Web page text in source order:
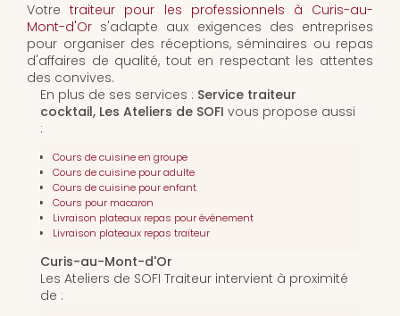
Votretraiteur pour les professionnels à Curis-au-
Mont-d'Or s'adapte aux exigences des entreprises
pour organiser des réceptions, séminaires ou repas
d'affaires de qualité, tout en respectant les attentes
des convives.
En plus de ses services : Service traiteur
cocktail, Les Ateliers de SOFI vous propose aussi
:
Cours de cuisine en groupe
Cours de cuisine pour adulte
Cours de cuisine pour enfant
Cours pour macaron
Livraison plateaux repas pour événement
Livraison plateaux repas traiteur
Curis-au-Mont-d'Or
Les Ateliers de SOFI Traiteur intervient à proximité
de :